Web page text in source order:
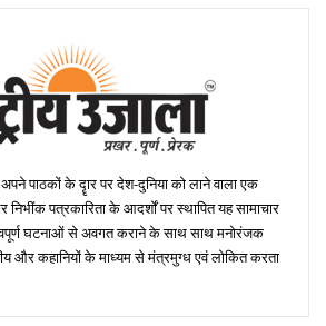
पाठकों के दॄार पर देश-दुनिया को लाने वाला एक
पत्रकारिता के आदर्शों पर स्थापित यह सामाचार
घटनाओं से अवगत कराने के साथ साथ मनोरंजक
और कहानियों के माध्यम से मंत्रमुग्ध एवं लोकित करता